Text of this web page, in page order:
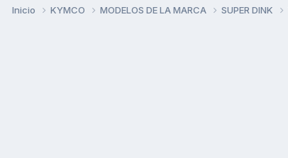
Inicio KYMCO MODELOS DE LA MARCA SUPER DINK